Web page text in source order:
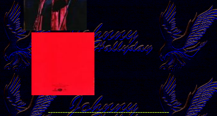
--------------------------------------------------